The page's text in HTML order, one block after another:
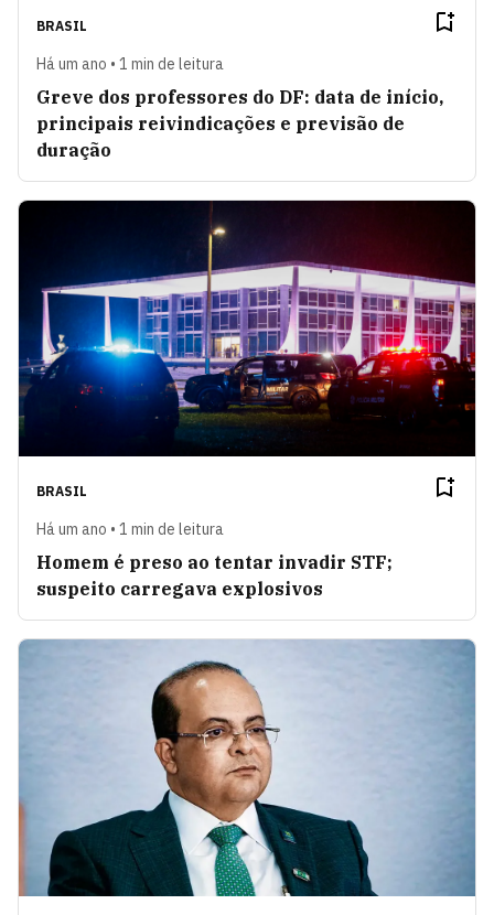
BRASIL
Há um ano • 1 min de leitura
Greve dos professores do DF: data de início,
principais reivindicações e previsão de
duração
BRASIL
Há um ano • 1 min de leitura
Homem é preso ao tentar invadir STF;
suspeito carregava explosivos